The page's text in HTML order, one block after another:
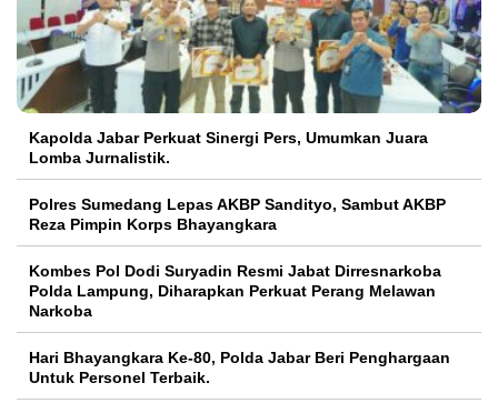
Kapolda Jabar Perkuat Sinergi Pers, Umumkan Juara
Lomba Jurnalistik.
Polres Sumedang Lepas AKBP Sandityo, Sambut AKBP
Reza Pimpin Korps Bhayangkara
Kombes Pol Dodi Suryadin Resmi Jabat Dirresnarkoba
Polda Lampung, Diharapkan Perkuat Perang Melawan
Narkoba
Hari Bhayangkara Ke-80, Polda Jabar Beri Penghargaan
Untuk Personel Terbaik.